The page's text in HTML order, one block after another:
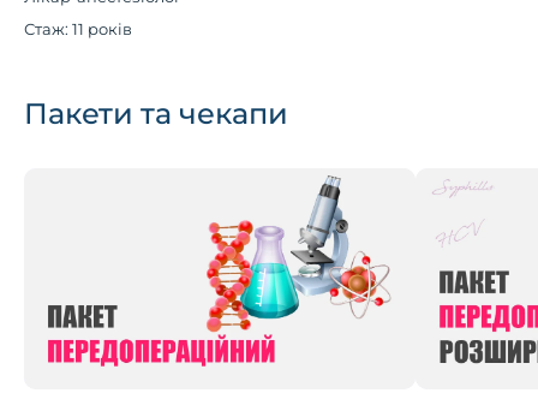
Стаж: 11 років
Пакети та чекапи